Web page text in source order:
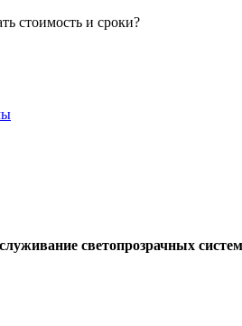
стоимость и сроки?
светопрозрачных